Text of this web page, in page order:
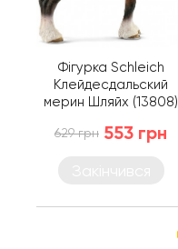
Фігурка Schleich
Клейдесдальский
мерин Шляйх (13808)
629 грн 553 грн